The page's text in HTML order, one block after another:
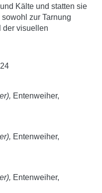
Kälte und statten sie
zur Tarnung
der visuellen
Entenweiher,
Entenweiher,
Entenweiher,